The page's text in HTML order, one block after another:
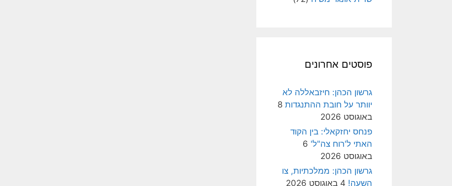
פוסטים אחרונים
גרשון הכהן: חיזבאללה לא
יוותר על חובת ההתנגדות 8
באוגוסט 2026
פנחס יחזקאלי: בין הקוד
האתי ל'רוח צה"ל' 6
באוגוסט 2026
גרשון הכהן: ממלכתיות, צו
השעה! 4 באוגוסט 2026